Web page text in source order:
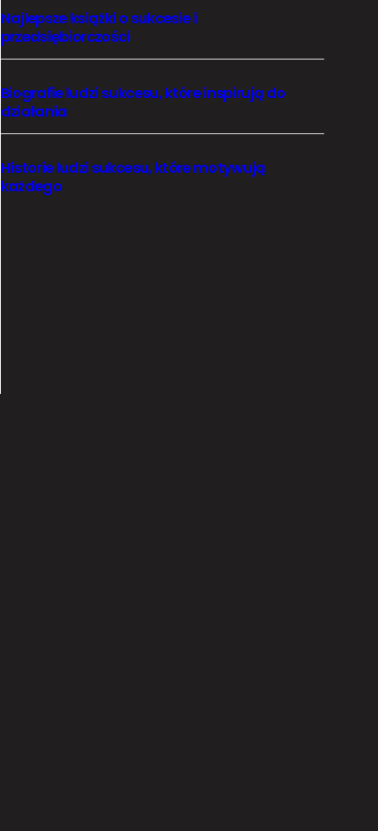
Najlepsze książki o sukcesie i
przedsiębiorczości
Biografie ludzi sukcesu, które inspirują do
działania
Historie ludzi sukcesu, które motywują
każdego